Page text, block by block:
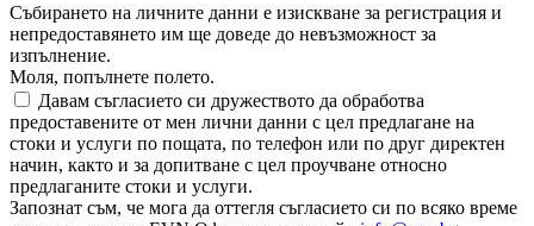
Събирането на личните данни е изискване за регистрация и
непредоставянето им ще доведе до невъзможност за
изпълнение.
Моля, попълнете полето.
Давам съгласието си дружеството да обработва
предоставените от мен лични данни с цел предлагане на
стоки и услуги по пощата, по телефон или по друг директен
начин, както и за допитване с цел проучване относно
предлаганите стоки и услуги.
Запознат съм, че мога да оттегля съгласието си по всяко време